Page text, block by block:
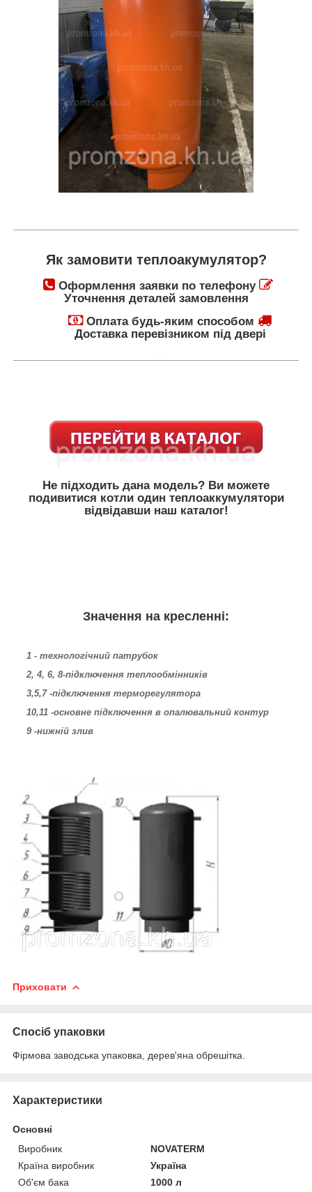
Як замовити теплоакумулятор?
Оформлення заявки по телефону
Уточнення деталей замовлення
Оплата будь-яким способом
Доставка перевізником під двері
Значення на кресленні:
1 - технологічний патрубок
2, 4, 6, 8-підключення теплообмінників
3,5,7 -підключення терморегулятора
10,11 -основне підключення в опалювальний контур
9 -нижній злив
Не підходить дана модель? Ви можете
подивитися котли один теплоаккумулятори
відвідавши наш каталог!
Приховати
Спосіб упаковки
Фірмова заводська упаковка, дерев'яна обрешітка.
Характеристики
Основні
Виробник
NOVATERM
Країна виробник
Україна
Об'єм бака
1000 л